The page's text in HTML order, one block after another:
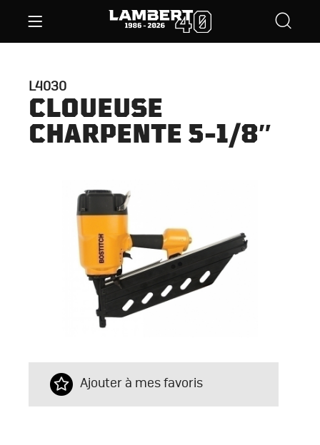
L4030
CLOUEUSE
CHARPENTE 5-1/8″
Ajouter à mes favoris